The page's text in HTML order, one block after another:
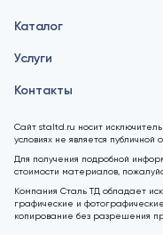
Каталог
Услуги
Контакты
Сайт staltd.ru носит
условиях не является
Для получения подробной
стоимости материалов,
Компания Сталь ТД обладает
графические и
копирование без разрешения